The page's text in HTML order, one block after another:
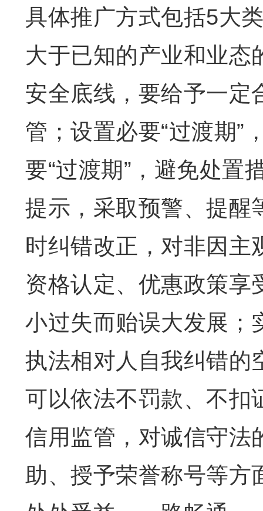
具体推广方式包括5大
大于已知的产业和业态
安全底线，要给予一定
管；设置必要“过渡期”
要“过渡期”，避免处置
提示，采取预警、提醒
时纠错改正，对非因主
资格认定、优惠政策享
小过失而贻误大发展；
执法相对人自我纠错的
可以依法不罚款、不扣
信用监管，对诚信守法
助、授予荣誉称号等方